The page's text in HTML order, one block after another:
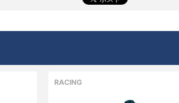
RACING